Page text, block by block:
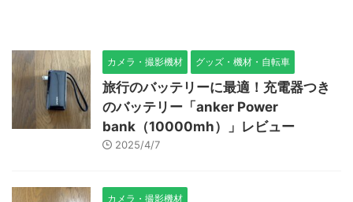
カメラ・撮影機材 グッズ・機材・自転車
旅行のバッテリーに最適！充電器つき
のバッテリー「anker Power
bank（10000mh）」レビュー
2025/4/7
カメラ・撮影機材